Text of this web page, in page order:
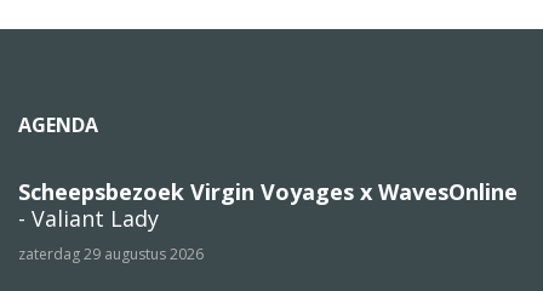
AGENDA
Scheepsbezoek Virgin Voyages x WavesOnline
- Valiant Lady
zaterdag 29 augustus 2026